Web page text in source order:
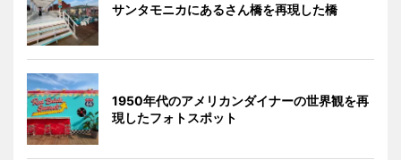
サンタモニカにあるさん橋を再現した橋
1950年代のアメリカンダイナーの世界観を再
現したフォトスポット